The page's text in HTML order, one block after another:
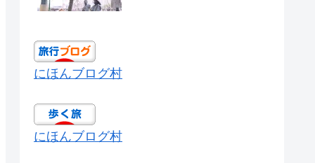
にほんブログ村
にほんブログ村